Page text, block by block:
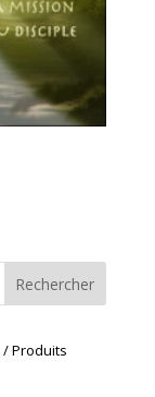
Rechercher
/ Produits